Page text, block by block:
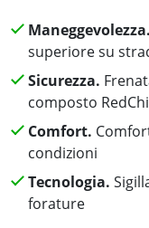
Maneggevolezza.
superiore su
Sicurezza.
composto
Comfort.
condizioni
Tecnologia.
forature